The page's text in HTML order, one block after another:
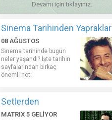
Devamı için tıklayınız.
Sinema Tarihinden Yapraklar
08 AĞUSTOS
Sinema tarihinde bugün
neler yaşandı? İşte tarihin
sayfalarından birkaç
önemli not:
Setlerden
MATRIX 5 GELİYOR